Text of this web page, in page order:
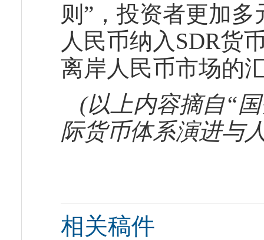
则”，投资者更加
人民币纳入SDR货
离岸人民币市场的
(以上内容摘自“
际货币体系演进与
相关稿件